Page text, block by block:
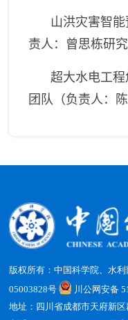
山洪灾害智
责人：曾思栋研究
超大水电工
团队（负责人：
版权所有：中国科学院、水
05003828号
川公网安备
地址：四川省成都市天府新